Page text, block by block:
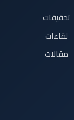
تحقيقات
لقاءات
مقالات